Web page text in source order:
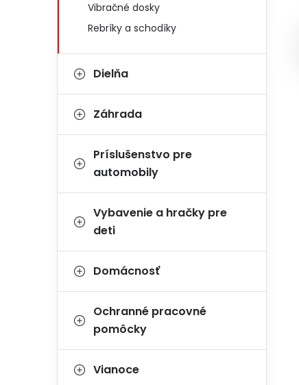
Vibračné dosky
Rebríky a schodíky
Dielňa
Záhrada
Príslušenstvo pre
automobily
Vybavenie a hračky pre
deti
Domácnosť
Ochranné pracovné
pomôcky
Vianoce